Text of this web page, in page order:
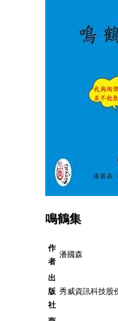
鳴鶴集
作
者
潘國森
出
版
社
秀威資訊科技股